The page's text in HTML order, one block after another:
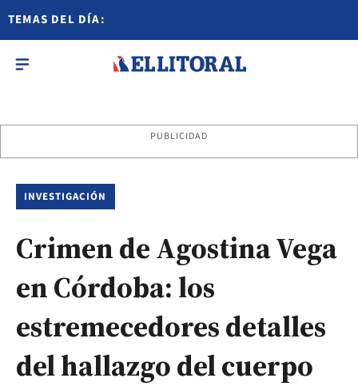
TEMAS DEL DÍA:
PUBLICIDAD
INVESTIGACIÓN
Crimen de Agostina Vega
en Córdoba: los
estremecedores detalles
del hallazgo del cuerpo